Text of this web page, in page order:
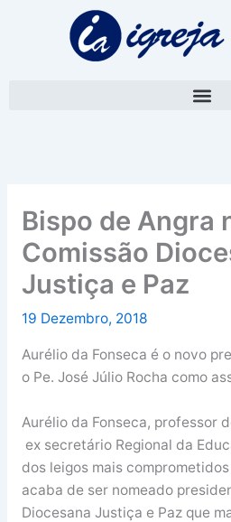
Bispo de Angra
Comissão
Justiça e Paz
19 Dezembro, 2018
Aurélio da Fonseca é o novo
o Pe. José Júlio Rocha como
Aurélio da Fonseca, professor
ex secretário Regional da
dos leigos mais
acaba de ser nomeado
Diocesana Justiça e Paz que